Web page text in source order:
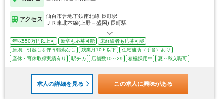
アクセス
仙台市営地下鉄南北線 長町駅
ＪＲ東北本線(上野－盛岡) 長町駅
年収550万円以上可 新卒も応募可能
未経験者も応募可能
原則、引越しを伴う転勤なし
残業月10ｈ以下
住宅補助（手当）あり
産休・育休取得実績有り
駅チカ 店舗数10～29 積極採用中 夏～秋入職可
求人の詳細を見る この求人に興味がある